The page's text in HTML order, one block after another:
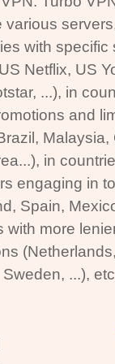
various
with specific
Netflix, US
...), in
and
Malaysia,
in
engaging in
Spain,
with more
Sweden, ...),